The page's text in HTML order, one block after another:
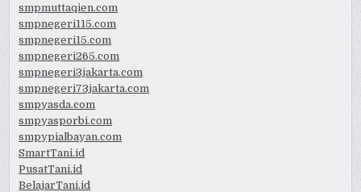
smpmuttaqien.com
smpnegeri115.com
smpnegeri15.com
smpnegeri265.com
smpnegeri3jakarta.com
smpnegeri73jakarta.com
smpyasda.com
smpyasporbi.com
smpypialbayan.com
SmartTani.id
PusatTani.id
BelajarTani.id